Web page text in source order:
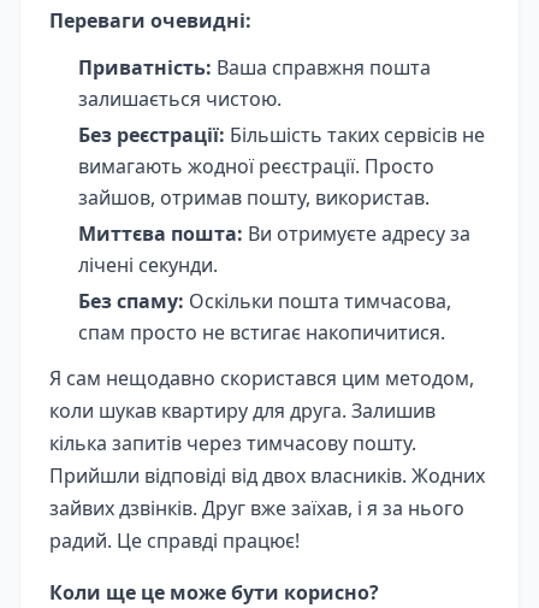
Переваги очевидні:
Приватність: Ваша справжня пошта
залишається чистою.
Без реєстрації: Більшість таких сервісів не
вимагають жодної реєстрації. Просто
зайшов, отримав пошту, використав.
Миттєва пошта: Ви отримуєте адресу за
лічені секунди.
Без спаму: Оскільки пошта тимчасова,
спам просто не встигає накопичитися.
Я сам нещодавно скористався цим методом,
коли шукав квартиру для друга. Залишив
кілька запитів через тимчасову пошту.
Прийшли відповіді від двох власників. Жодних
зайвих дзвінків. Друг вже заїхав, і я за нього
радий. Це справді працює!
Коли ще це може бути корисно?